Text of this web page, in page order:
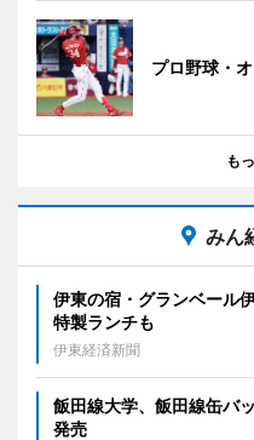
プロ野球・
も
みん
伊東の宿・グランベール
特製ランチも
伊東経済新聞
飯田線大学、飯田線缶バ
発売